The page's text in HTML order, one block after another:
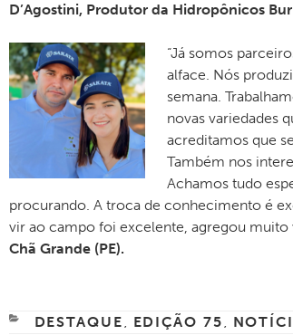
D’Agostini, Produtor da Hidropônicos
“Já somos
alface. Nós
semana.
novas variedades
acreditamos que
Também nos
Achamos tudo
procurando. A troca de conhecimento é
vir ao campo foi excelente, agregou muito
Chã Grande (PE).
CATEGORIAS
DESTAQUE , EDIÇÃO 75 ,